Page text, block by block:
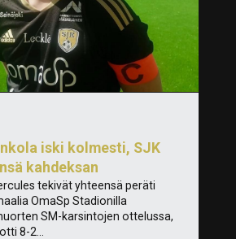
iski kolmesti, SJK
kahdeksan
tekivät yhteensä peräti
OmaSp Stadionilla
SM-karsintojen ottelussa,
8-2...